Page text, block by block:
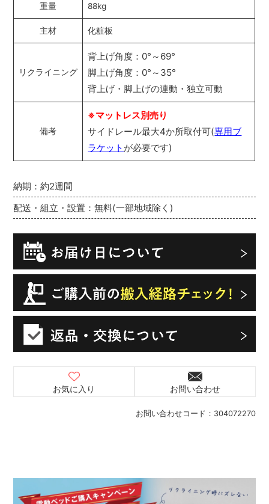
お問い合わせコード： 304072270
納期：約2週間
配送・組立・設置：無料(一部地域除く)
お気に入り お問い合わせ
重量 88kg
主材 化粧板
リクライニング
背上げ角度：0°～69°
脚上げ角度：0°～35°
背上げ・脚上げの連動・独立可動
備考
※マットレス別売り
サイドレール最大4か所取付可(専用ブ
ラケット が必要です)